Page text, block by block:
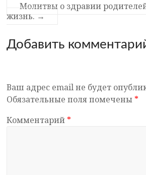
Молитвы о здравии
жизнь. →
Добавить
Ваш адрес email не будет
Обязательные поля помечены *
Комментарий *